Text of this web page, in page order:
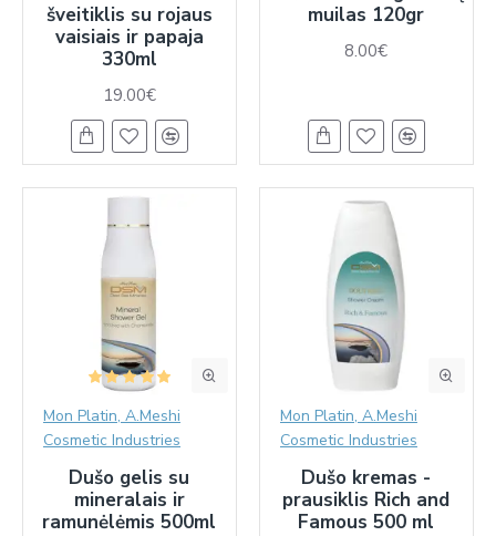
šveitiklis su rojaus
vaisiais ir papaja
330ml
19.00€
muilas 120gr
8.00€
Mon Platin, A.Meshi
Cosmetic Industries
Dušo gelis su
mineralais ir
ramunėlėmis 500ml
Mon Platin, A.Meshi
Cosmetic Industries
Dušo kremas -
prausiklis Rich and
Famous 500 ml